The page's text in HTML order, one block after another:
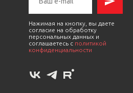
Нажимая на кнопку, вы даете
согласие на обработку
персональных данных и
соглашаетесь c политикой
конфиденциальности